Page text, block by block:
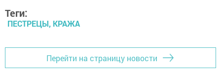
Теги:
ПЕСТРЕЦЫ, КРАЖА
Перейти на страницу новости